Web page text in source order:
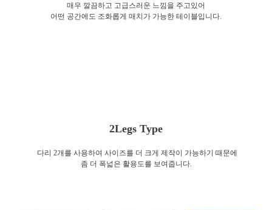
매우 깔끔하고 고급스러운 느낌을 주고있어
어떤 공간에도 조화롭게 매치가 가능한 테이블입니다.
2Legs Type
다리 2개를 사용하여 사이즈를 더 크게 제작이 가능하기 때문에
좀 더 폭넓은 활용도를 보여줍니다.